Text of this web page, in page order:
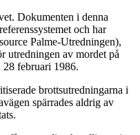
Dokumenten i denna
och har
Palme-Utredningen),
utredningen av mordet på
28 februari 1986.
brottsutredningarna i
spärrades aldrig av